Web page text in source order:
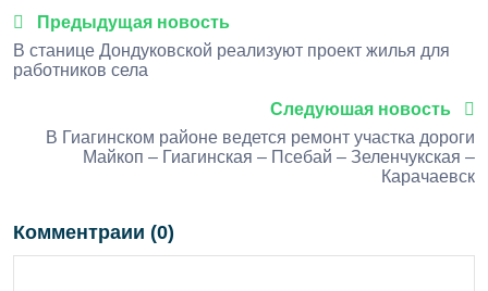
Предыдущая новость
В станице Дондуковской реализуют проект жилья для
работников села
Следуюшая новость
В Гиагинском районе ведется ремонт участка дороги
Майкоп – Гиагинская – Псебай – Зеленчукская –
Карачаевск
Комментраии (0)